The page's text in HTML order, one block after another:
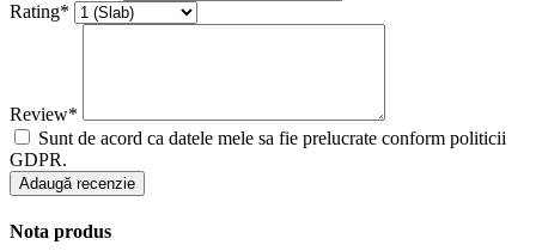
Rating*
Review*
Sunt de acord ca datele mele sa fie prelucrate conform politicii
GDPR.
Adaugă recenzie
Nota produs